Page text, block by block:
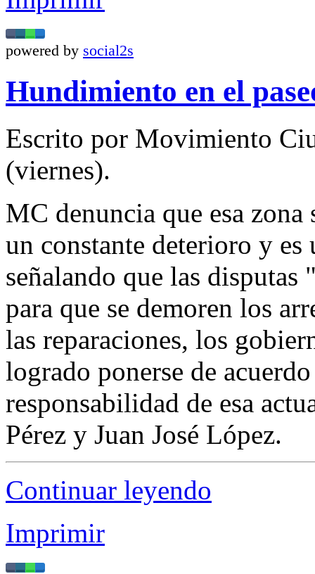
powered by social2s
Hundimiento en el
Escrito por Movimiento
(viernes).
MC denuncia que esa zona
un constante deterioro y
señalando que las disputas
para que se demoren los
las reparaciones, los
logrado ponerse de
responsabilidad de esa
Pérez y Juan José López.
Continuar leyendo
Imprimir